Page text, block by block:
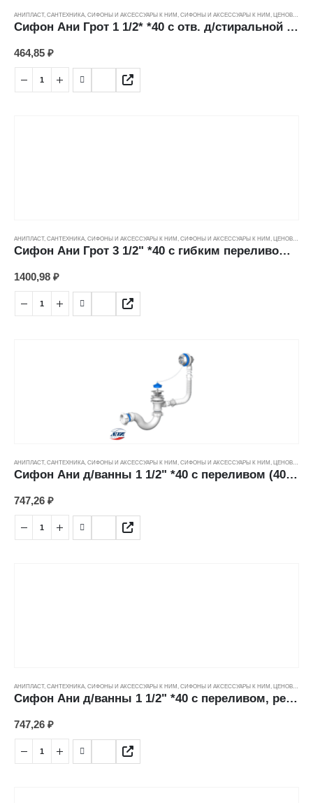
АНИПЛАСТ, САНТЕХНИКА СИФОНЫ И АКСЕССУАРЫ К НИМ СИФОНЫ И АКСЕССУАРЫ К НИМ ЦЕНОВЫЕ ГРУППЫ
Сифон Ани Грот 1 1/2* *40 с отв. д/стиральной машины, с гибкой трубой (40*50мм) А2010
464,85 ₽
АНИПЛАСТ, САНТЕХНИКА СИФОНЫ И АКСЕССУАРЫ К НИМ СИФОНЫ И АКСЕССУАРЫ К НИМ ЦЕНОВЫЕ ГРУППЫ
Сифон Ани Грот 3 1/2" *40 с гибким переливом мойки A0145S
1400,98 ₽
АНИПЛАСТ, САНТЕХНИКА СИФОНЫ И АКСЕССУАРЫ К НИМ СИФОНЫ И АКСЕССУАРЫ К НИМ ЦЕНОВЫЕ ГРУППЫ
Сифон Ани д/ванны 1 1/2" *40 с переливом (40*50мм) Е150
747,26 ₽
АНИПЛАСТ, САНТЕХНИКА СИФОНЫ И АКСЕССУАРЫ К НИМ СИФОНЫ И АКСЕССУАРЫ К НИМ ЦЕНОВЫЕ ГРУППЫ
Сифон Ани д/ванны 1 1/2" *40 с переливом, регулируемый (40мм) Е250
747,26 ₽